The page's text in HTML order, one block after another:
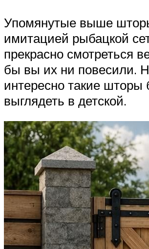
Упомянутые выше
имитацией рыбацкой
прекрасно смотреться
бы вы их ни повесили.
интересно такие шторы
выглядеть в детской.